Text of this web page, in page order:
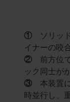
① ソリッ
イナーの咬
② 前方位
ック同士が
③ 本装置
時並行し、